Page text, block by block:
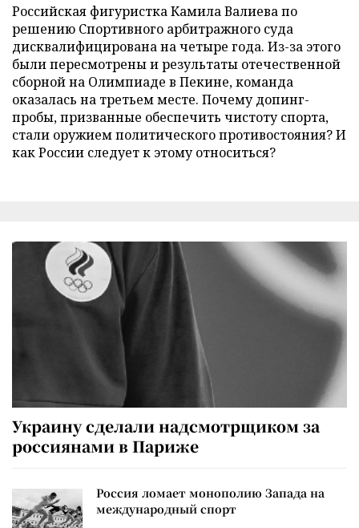
Российская фигуристка Камила Валиева по
решению Спортивного арбитражного суда
дисквалифицирована на четыре года. Из-за этого
были пересмотрены и результаты отечественной
сборной на Олимпиаде в Пекине, команда
оказалась на третьем месте. Почему допинг-
пробы, призванные обеспечить чистоту спорта,
стали оружием политического противостояния? И
как России следует к этому относиться?
Украину сделали надсмотрщиком за
россиянами в Париже
Россия ломает монополию Запада на
международный спорт